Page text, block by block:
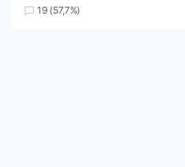
19 (57,7%)